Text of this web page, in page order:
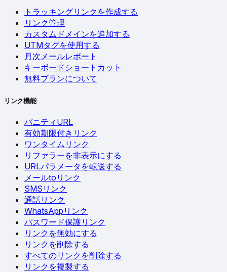
トラッキングリンクを作成する
リンク管理
カスタムドメインを追加する
UTMタグを使用する
月次メールレポート
キーボードショートカット
無料プランについて
リンク機能
バニティURL
有効期限付きリンク
ワンタイムリンク
リファラーを非表示にする
URLパラメータを転送する
メールtoリンク
SMSリンク
通話リンク
WhatsAppリンク
パスワード保護リンク
リンクを無効にする
リンクを削除する
すべてのリンクを削除する
リンクを複製する